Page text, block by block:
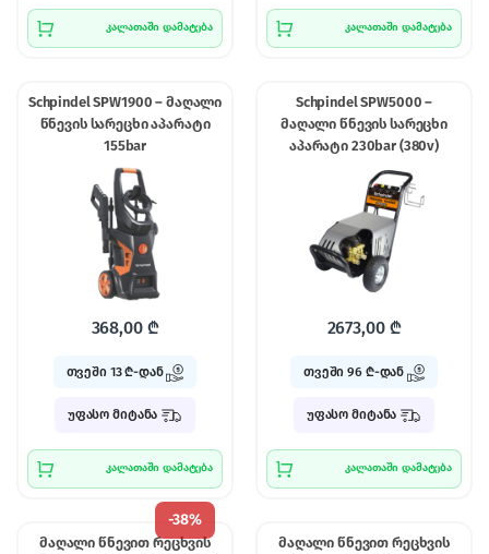
კალათაში დამატება კალათაში დამატება
Schpindel SPW1900 – მაღალი
წნევის სარეცხი აპარატი
155bar
368,00 ₾
თვეში 13 ₾-დან
უფასო მიტანა
კალათაში დამატება
Schpindel SPW5000 –
მაღალი წნევის სარეცხი
აპარატი 230bar (380v)
2673,00 ₾
თვეში 96 ₾-დან
უფასო მიტანა
კალათაში დამატება
-38%
მაღალი წნევით რეცხვის
მაღალი წნევით რეცხვის